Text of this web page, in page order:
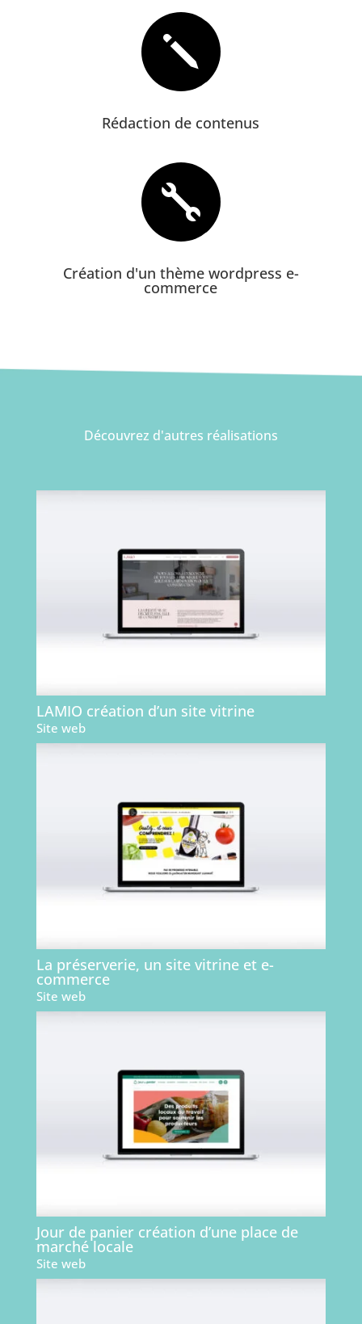
j
Rédaction de contenus

Création d'un thème wordpress e-
commerce
Découvrez d'autres réalisations
LAMIO création d’un site vitrine
Site web
La préserverie, un site vitrine et e-
commerce
Site web
Jour de panier création d’une place de
marché locale
Site web